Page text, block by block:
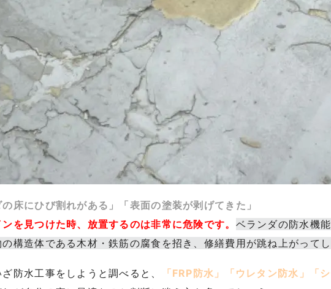
の床にひび割れがある」「表面の塗装が剥げてきた」
を見つけた時、放置するのは非常に危険です。 ベランダの防水機
の構造体である木材・鉄筋の腐食を招き、修繕費用が跳ね上がってし
防水工事をしようと調べると、 「FRP防水」「ウレタン防水」「シ